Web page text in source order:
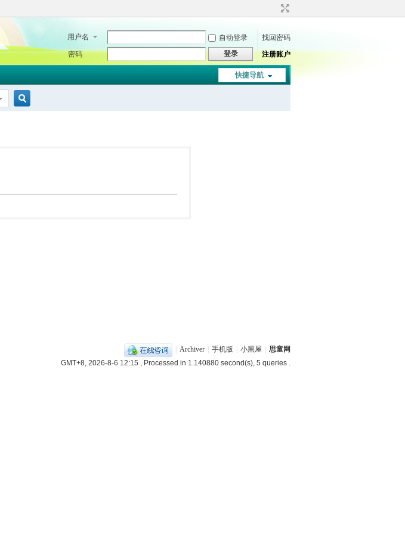
用户名 自动登录
找回密码
密码
登录 注册账户
快捷导航
Archiver 手机版 小黑屋
思童网
GMT+8, 2026-8-6 12:15 , Processed in 1.140880 second(s), 5 queries .